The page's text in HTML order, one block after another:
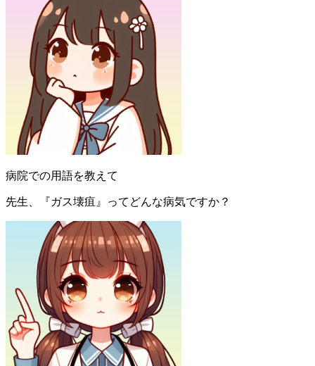
病院での用語を教えて
先生、『ガス壊疽』ってどんな病気ですか？